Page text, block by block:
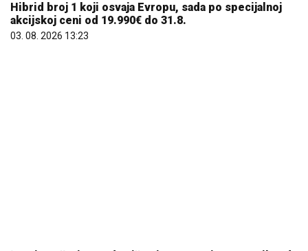
Hibrid broj 1 koji osvaja Evropu, sada po specijalnoj
akcijskoj ceni od 19.990€ do 31.8.
03. 08. 2026 13:23